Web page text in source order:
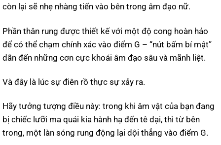
còn lại sẽ nhẹ nhàng tiến vào bên trong âm đạo nữ.
Phần thân rung được thiết kế với một độ cong hoàn hảo
để có thể chạm chính xác vào điểm G – “nút bấm bí mật”
dẫn đến những cơn cực khoái âm đạo sâu và mãnh liệt.
Và đây là lúc sự điên rồ thực sự xảy ra.
Hãy tưởng tượng điều này: trong khi âm vật của bạn đang
bị chiếc lưỡi ma quái kia hành hạ đến tê dại, thì từ bên
trong, một làn sóng rung động lại dội thẳng vào điểm G.